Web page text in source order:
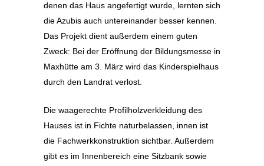
denen das Haus angefertigt wurde, lernten sich
die Azubis auch untereinander besser kennen.
Das Projekt dient außerdem einem guten
Zweck: Bei der Eröffnung der Bildungsmesse in
Maxhütte am 3. März wird das Kinderspielhaus
durch den Landrat verlost.
Die waagerechte Profilholzverkleidung des
Hauses ist in Fichte naturbelassen, innen ist
die Fachwerkkonstruktion sichtbar. Außerdem
gibt es im Innenbereich eine Sitzbank sowie